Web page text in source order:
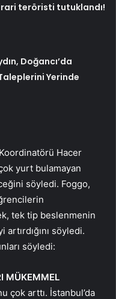
teröristi tutuklandı!
Doğancı’da
Yerinde
Hacer
yurt bulamayan
söyledi. Foggo,
tek tip beslenmenin
söyledi.
söyledi:
MÜKEMMEL
çok arttı. İstanbul’da